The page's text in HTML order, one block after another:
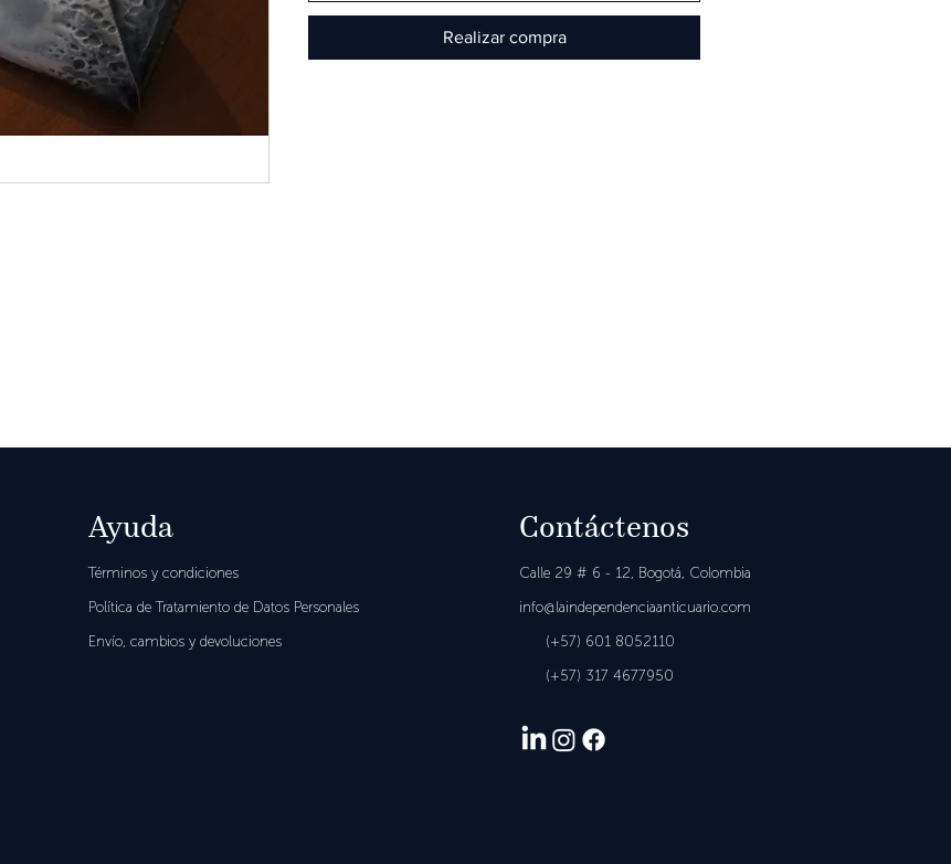
Realizar compra
Ayuda
Términos y condiciones
Política de Tratamiento de Datos Personales
Envío, cambios y devoluciones
Contáctenos
Calle 29 # 6 - 12, Bogotá, Colombia
info@laindependenciaanticuario.com
(+57) 601 8052110
(+57) 317 4677950